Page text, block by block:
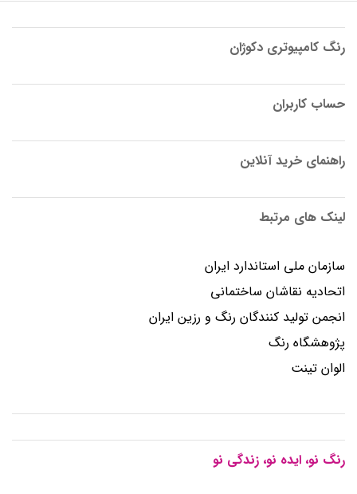
رنگ کامپیوتری دکوژان
حساب کاربران
راهنمای خرید آنلاین
لینک های مرتبط
سازمان ملی استاندارد ایران
اتحادیه نقاشان ساختمانی
انجمن توليد كنندگان رنگ و رزين ايران
پژوهشگاه رنگ
الوان تینت
رنگ نو، ایده نو، زندگی نو